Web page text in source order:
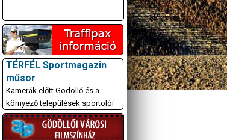
TÉRFÉL Sportmagazin
műsor
Kamerák előtt Gödöllő és a
környező települések sportolói